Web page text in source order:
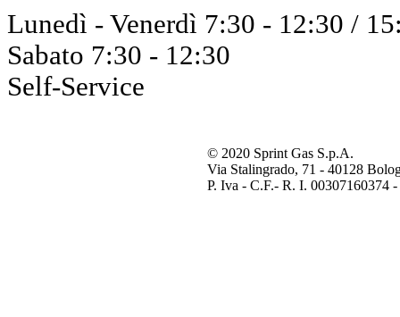
Lunedì - Venerdì 7:30 - 12:30 /
Sabato 7:30 - 12:30
Self-Service
© 2020 Sprint Gas S.p.A.
Via Stalingrado, 71 - 40128
P. Iva - C.F.- R. I. 00307160374